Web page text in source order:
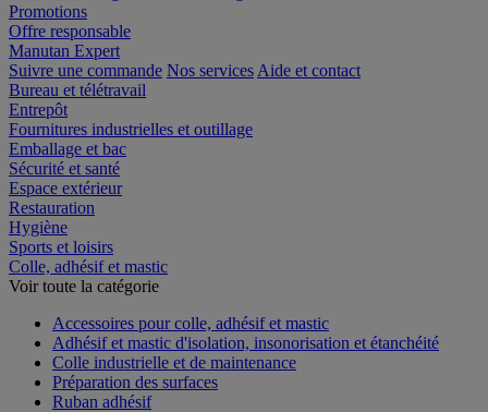
Promotions
Offre responsable
Manutan Expert
Suivre une commande Nos services Aide et contact
Bureau et télétravail
Entrepôt
Fournitures industrielles et outillage
Emballage et bac
Sécurité et santé
Espace extérieur
Restauration
Hygiène
Sports et loisirs
Colle, adhésif et mastic
Voir toute la catégorie
Accessoires pour colle, adhésif et mastic
Adhésif et mastic d'isolation, insonorisation et étanchéité
Colle industrielle et de maintenance
Préparation des surfaces
Ruban adhésif